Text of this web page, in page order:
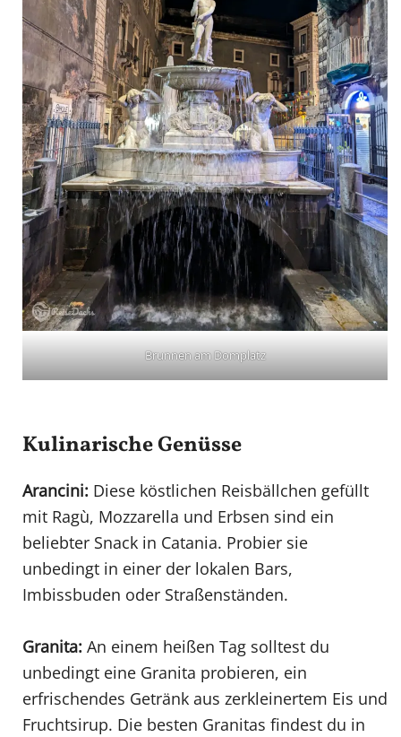
Brunnen am Domplatz
Kulinarische Genüsse
Arancini:Diese köstlichen Reisbällchen gefüllt
mit Ragù, Mozzarella und Erbsen sind ein
beliebter Snack in Catania. Probier sie
unbedingt in einer der lokalen Bars,
Imbissbuden oder Straßenständen.
Granita:An einem heißen Tag solltest du
unbedingt eine Granita probieren, ein
erfrischendes Getränk aus zerkleinertem Eis und
Fruchtsirup. Die besten Granitas findest du in